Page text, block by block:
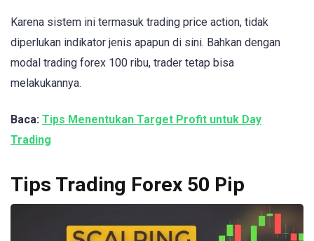
Karena sistem ini termasuk trading price action, tidak
diperlukan indikator jenis apapun di sini. Bahkan dengan
modal trading forex 100 ribu, trader tetap bisa
melakukannya.
Baca: Tips Menentukan Target Profit untuk Day
Trading
Tips Trading Forex 50 Pip